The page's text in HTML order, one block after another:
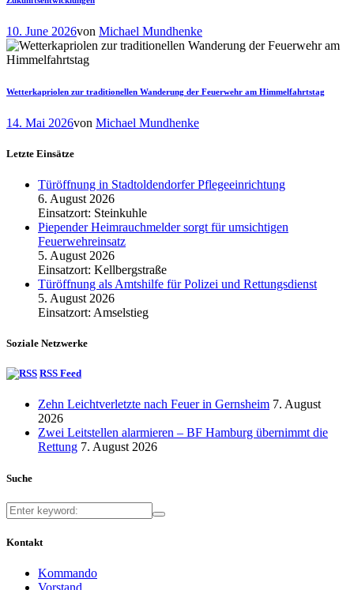
10. June 2026von Michael Mundhenke
Wetterkapriolen zur traditionellen Wanderung der Feuerwehr am Himmelfahrtstag
14. Mai 2026von Michael Mundhenke
Letzte Einsätze
Türöffnung in Stadtoldendorfer Pflegeeinrichtung
6. August 2026
Einsatzort: Steinkuhle
Piepender Heimrauchmelder sorgt für umsichtigen
Feuerwehreinsatz
5. August 2026
Einsatzort: Kellbergstraße
Türöffnung als Amtshilfe für Polizei und Rettungsdienst
5. August 2026
Einsatzort: Amselstieg
Soziale Netzwerke
RSS Feed
Zehn Leichtverletzte nach Feuer in Gernsheim 7. August
2026
Zwei Leitstellen alarmieren – BF Hamburg übernimmt die
Rettung 7. August 2026
Suche
Kontakt
Kommando
Vorstand